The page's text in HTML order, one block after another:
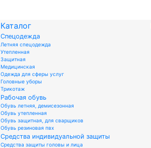
Каталог
Спецодежда
Летняя спецодежда
Утепленная
Защитная
Медицинская
Одежда для сферы услуг
Головные уборы
Трикотаж
Рабочая обувь
Обувь летняя, демисезонная
Обувь утепленная
Обувь защитная, для сварщиков
Обувь резиновая пвх
Средства индивидуальной защиты
Средства защиты головы и лица